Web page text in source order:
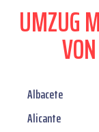
UMZUG
Albacete
Alicante